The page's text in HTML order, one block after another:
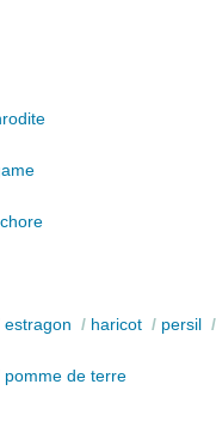
estragon / haricot / persil /
pomme de terre